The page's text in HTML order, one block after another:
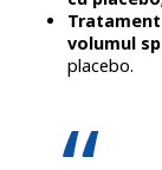
volumul
placebo.